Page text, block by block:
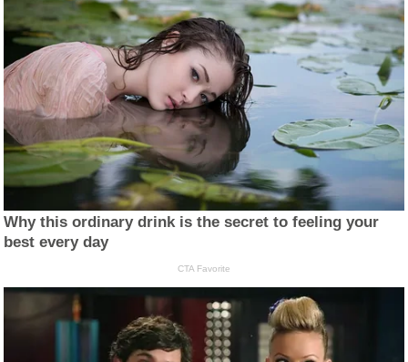
Why this ordinary drink is the secret to feeling your
best every day
CTA Favorite